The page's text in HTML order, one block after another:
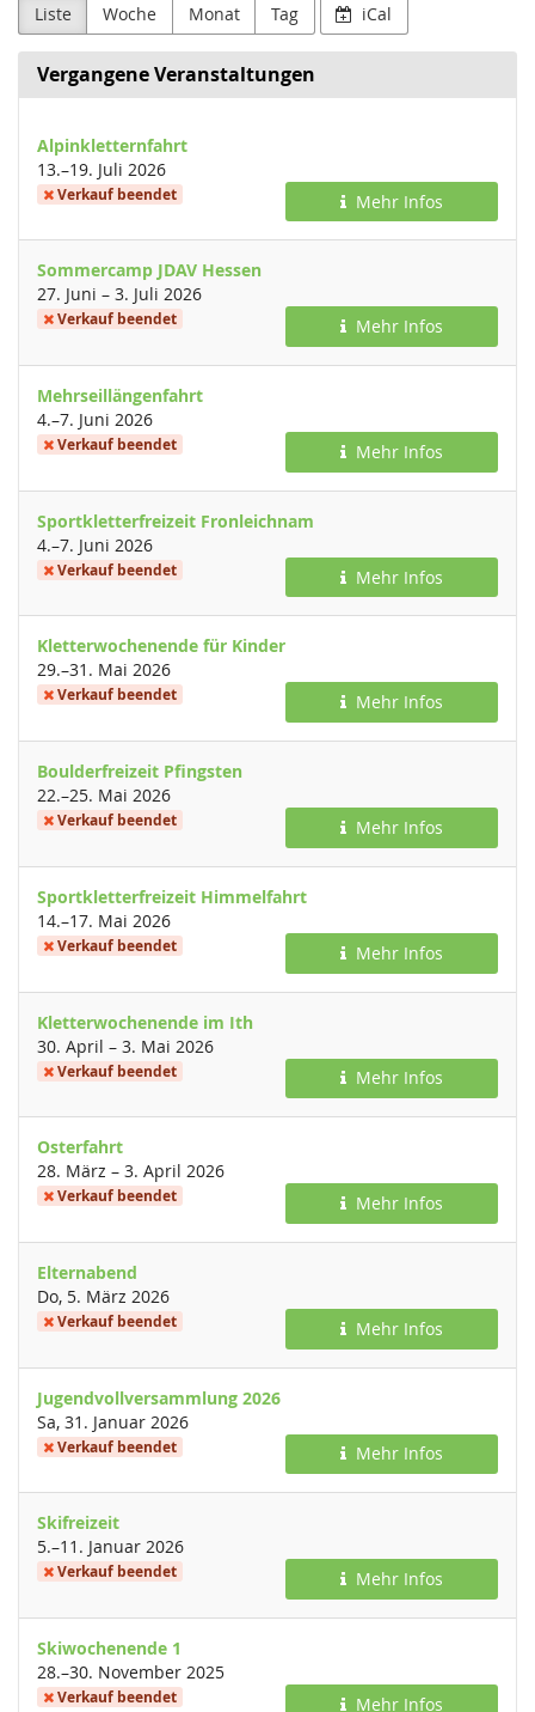
Liste Woche Monat Tag iCal
Vergangene Veranstaltungen
Alpinkletternfahrt
13.–bis
19. Juli 2026
Verkauf beendet Mehr Infos
Sommercamp JDAV Hessen
27. Juni –bis
3. Juli 2026
Verkauf beendet Mehr Infos
Mehrseillängenfahrt
4.–bis
7. Juni 2026
Verkauf beendet Mehr Infos
Sportkletterfreizeit Fronleichnam
4.–bis
7. Juni 2026
Verkauf beendet Mehr Infos
Kletterwochenende für Kinder
29.–bis
31. Mai 2026
Verkauf beendet Mehr Infos
Boulderfreizeit Pfingsten
22.–bis
25. Mai 2026
Verkauf beendet Mehr Infos
Sportkletterfreizeit Himmelfahrt
14.–bis
17. Mai 2026
Verkauf beendet Mehr Infos
Kletterwochenende im Ith
30. April –bis3. Mai 2026
Verkauf beendet Mehr Infos
Osterfahrt
28. März –bis
3. April 2026
Verkauf beendet Mehr Infos
Elternabend
Do, 5. März 2026
Verkauf beendet Mehr Infos
Jugendvollversammlung 2026
Sa, 31. Januar 2026
Verkauf beendet Mehr Infos
Skifreizeit
5.–bis
11. Januar 2026
Verkauf beendet Mehr Infos
Skiwochenende 1
28.–bis
30. November 2025
Verkauf beendet Mehr Infos